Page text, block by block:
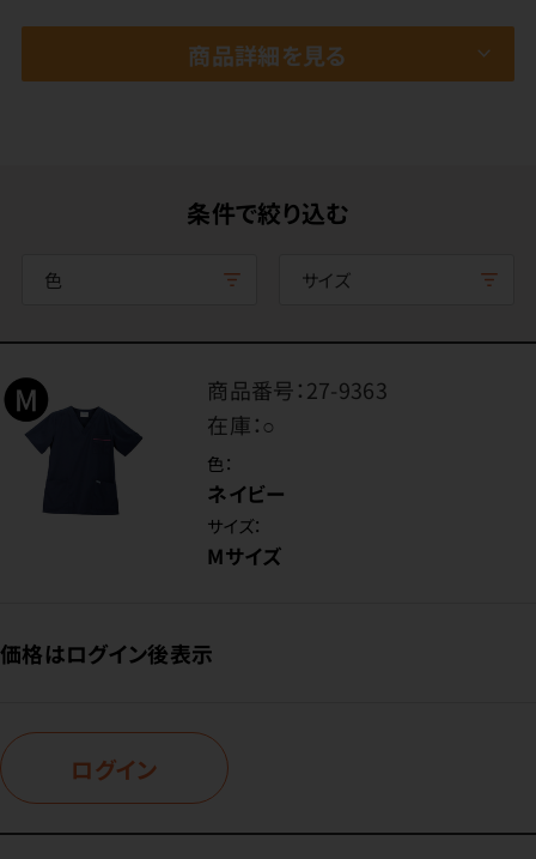
商品詳細を見る
条件で絞り込む
色 サイズ
商品番号：27-9363
在庫：○
色：
ネイビー
サイズ：
Mサイズ
価格はログイン後表示
ログイン